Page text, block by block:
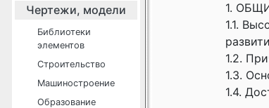
Чертежи, модели
Библиотеки
элементов
Строительство
Машиностроение
Образование
1.
1.1.
1.2.
1.3.
1.4.